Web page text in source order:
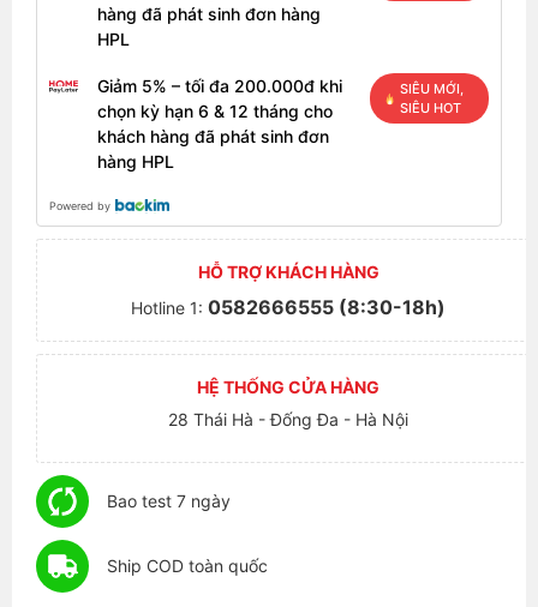
hàng đã phát sinh đơn hàng
HPL
Giảm 5% – tối đa 200.000đ khi
chọn kỳ hạn 6 & 12 tháng cho
khách hàng đã phát sinh đơn
hàng HPL
SIÊU MỚI,
SIÊU HOT
Powered by
HỖ TRỢ KHÁCH HÀNG
Hotline 1: 0582666555 (8:30-18h)
HỆ THỐNG CỬA HÀNG
28 Thái Hà - Đống Đa - Hà Nội
Bao test 7 ngày
Ship COD toàn quốc